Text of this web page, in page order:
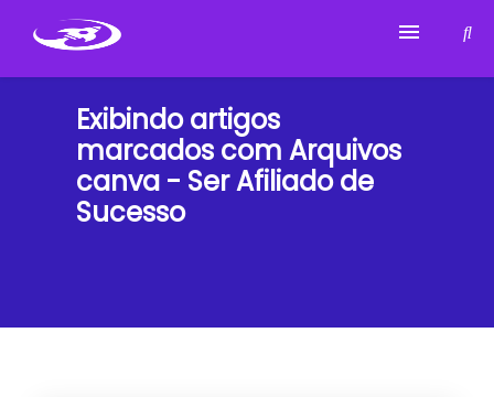
Para Ser Afiliado de Sucesso
Sobre Mim
Marketing de Afiliados
Top Ferramentas
Exibindo artigos
marcados com Arquivos
canva - Ser Afiliado de
Sucesso